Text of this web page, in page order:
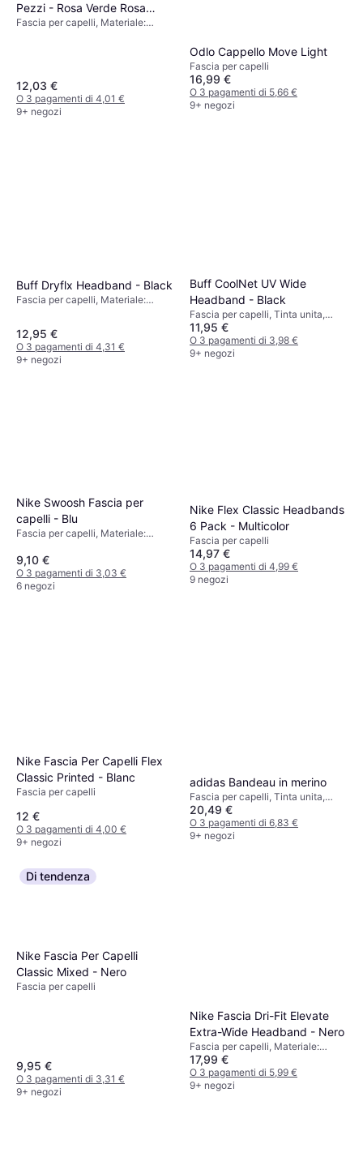
Pezzi - Rosa Verde Rosa
Prisma
Fascia per capelli, Materiale:
12,03 €
O 3 pagamenti di 4,01 €
9+ negozi
Odlo Cappello Move Light
Fascia per capelli
16,99 €
O 3 pagamenti di 5,66 €
9+ negozi
Buff Dryflx Headband - Black
Fascia per capelli, Materiale:
Riflettori
12,95 €
O 3 pagamenti di 4,31 €
9+ negozi
Buff CoolNet UV Wide
Headband - Black
Fascia per capelli, Tinta unita,
Materiale: Poliestere,
Elastane/Lycra/Spandex, Riflettori,
Protezione UV, Elastico
11,95 €
O 3 pagamenti di 3,98 €
9+ negozi
Nike Swoosh Fascia per
capelli - Blu
Fascia per capelli, Materiale:
9,10 €
O 3 pagamenti di 3,03 €
6 negozi
Nike Flex Classic Headbands
6 Pack - Multicolor
Fascia per capelli
14,97 €
O 3 pagamenti di 4,99 €
9 negozi
Nike Fascia Per Capelli Flex
Classic Printed - Blanc
Fascia per capelli
12 €
O 3 pagamenti di 4,00 €
9+ negozi
adidas Bandeau in merino
Fascia per capelli, Tinta unita,
Materiale: Lana merino, Lana,
Traspirante
20,49 €
O 3 pagamenti di 6,83 €
9+ negozi
Di tendenza
Nike Fascia Per Capelli
Classic Mixed - Nero
Fascia per capelli
9,95 €
O 3 pagamenti di 3,31 €
9+ negozi
Nike Fascia Dri-Fit Elevate
Extra-Wide Headband - Nero
Fascia per capelli, Materiale:
Poliestere
17,99 €
O 3 pagamenti di 5,99 €
9+ negozi